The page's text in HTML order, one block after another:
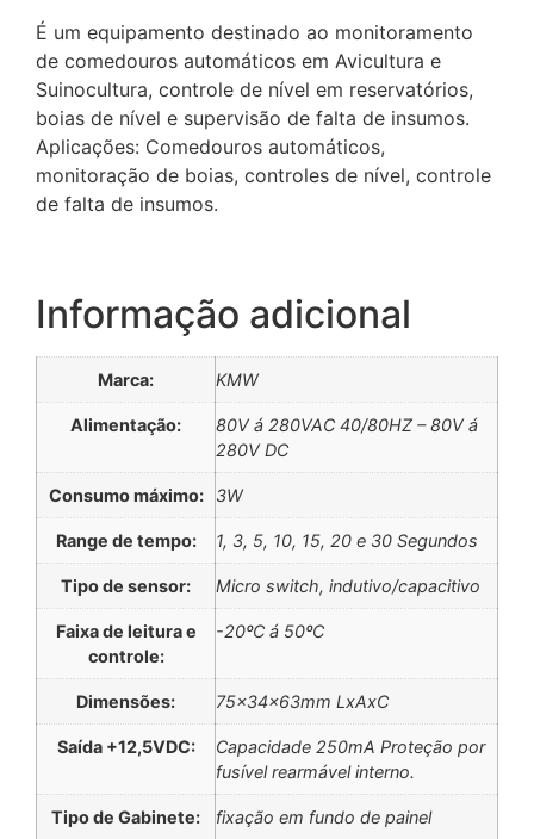
wordpress
É um equipamento destinado ao monitoramento
de comedouros automáticos em Avicultura e
Suinocultura, controle de nível em reservatórios,
boias de nível e supervisão de falta de insumos.
Aplicações: Comedouros automáticos,
monitoração de boias, controles de nível, controle
de falta de insumos.
Informação adicional
Marca: KMW
Alimentação:
80V á 280VAC 40/80HZ – 80V á
280V DC
Consumo máximo: 3W
Range de tempo: 1, 3, 5, 10, 15, 20 e 30 Segundos
Tipo de sensor: Micro switch, indutivo/capacitivo
Faixa de leitura e
controle:
-20ºC á 50ºC
Dimensões: 75x34x63mm LxAxC
Saída +12,5VDC:
Capacidade 250mA Proteção por
fusível rearmável interno.
Tipo de Gabinete: fixação em fundo de painel